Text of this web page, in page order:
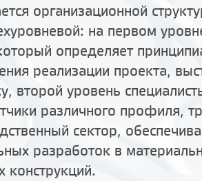
организационной
на первом
определяет
реализации проекта,
второй уровень
различного профиля,
сектор,
разработок в
конструкций.